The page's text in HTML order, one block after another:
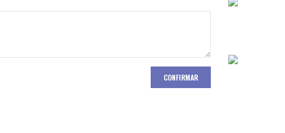
CONFIRMAR